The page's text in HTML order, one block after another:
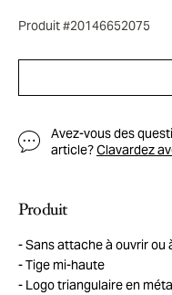
Produit #20146652075
Avez-vous des
article?Clavardez
Produit
Sans attache à ouvrir ou
Tige mi-haute
Logo triangulaire en